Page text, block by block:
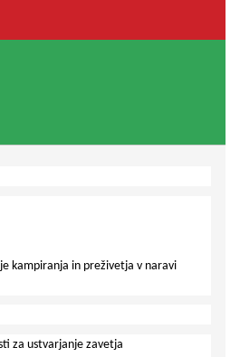
kampiranja in preživetja v naravi
za ustvarjanje zavetja